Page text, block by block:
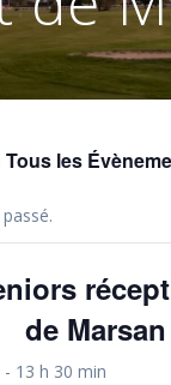
Tous les
de Marsan
- 13 h 30 min